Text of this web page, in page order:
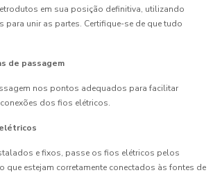
em sua posição definitiva, utilizando
para unir as partes. Certifique-se de que tudo
de passagem
nos pontos adequados para facilitar
dos fios elétricos.
e fixos, passe os fios elétricos pelos
que estejam corretamente conectados às fontes de